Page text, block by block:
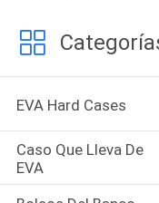
EVA Hard Cases
Caso Que Lleva De
EVA